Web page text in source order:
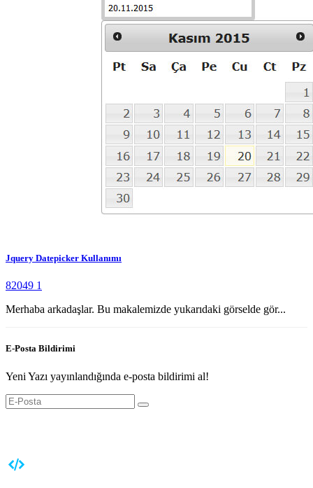
Jquery Datepicker Kullanımı
82049 1
Merhaba arkadaşlar. Bu makalemizde yukarıdaki görselde gör...
E-Posta Bildirimi
Yeni Yazı yayınlandığında e-posta bildirimi al!